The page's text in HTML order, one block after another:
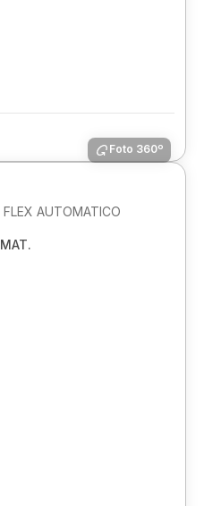
Foto 360º
AUTOMATICO